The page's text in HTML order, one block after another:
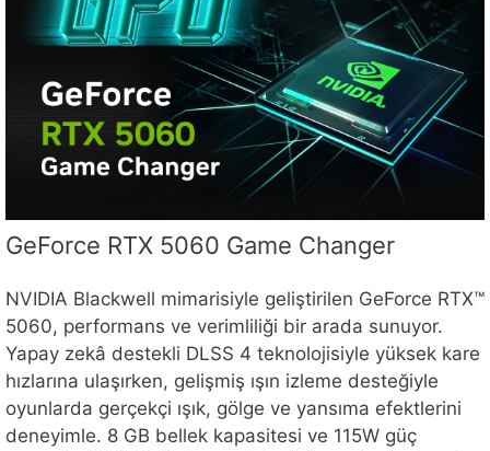
GeForce RTX 5060 Game Changer
NVIDIA Blackwell mimarisiyle geliştirilen GeForce RTX™
5060, performans ve verimliliği bir arada sunuyor.
Yapay zekâ destekli DLSS 4 teknolojisiyle yüksek kare
hızlarına ulaşırken, gelişmiş ışın izleme desteğiyle
oyunlarda gerçekçi ışık, gölge ve yansıma efektlerini
deneyimle. 8 GB bellek kapasitesi ve 115W güç